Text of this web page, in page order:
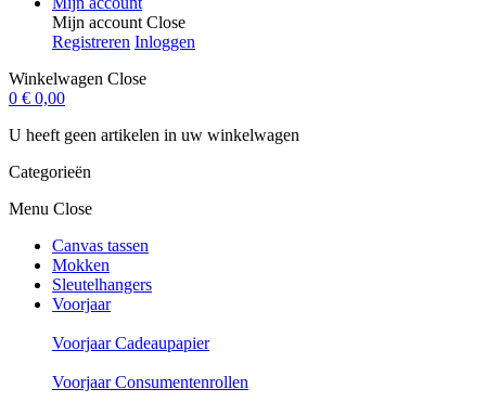
Mijn account Close
Registreren Inloggen
Winkelwagen Close
0 € 0,00
U heeft geen artikelen in uw winkelwagen
Categorieën
Menu Close
Canvas tassen
Mokken
Sleutelhangers
Voorjaar
Voorjaar Cadeaupapier
Voorjaar Consumentenrollen